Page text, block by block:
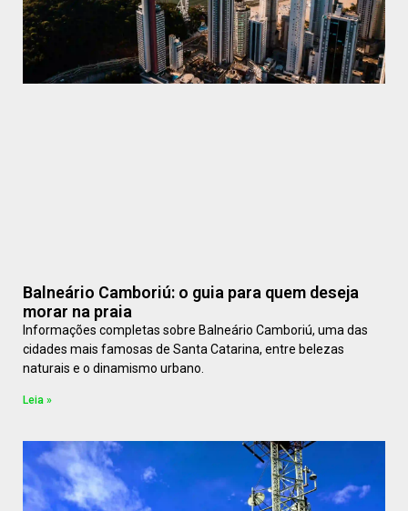
Balneário Camboriú: o guia para quem deseja
morar na praia
Informações completas sobre Balneário Camboriú, uma das
cidades mais famosas de Santa Catarina, entre belezas
naturais e o dinamismo urbano.
Leia »